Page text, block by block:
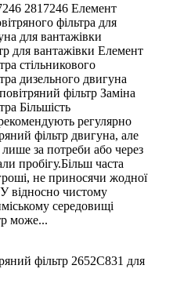
2817246 Елемент
фільтра для
для вантажівки
для вантажівки Елемент
стільникового
дизельного двигуна
фільтр Заміна
Більшість
регулярно
фільтр двигуна, але
за потреби або через
пробігу.Більш часта
не приносячи жодної
відносно чистому
середовищі
може...